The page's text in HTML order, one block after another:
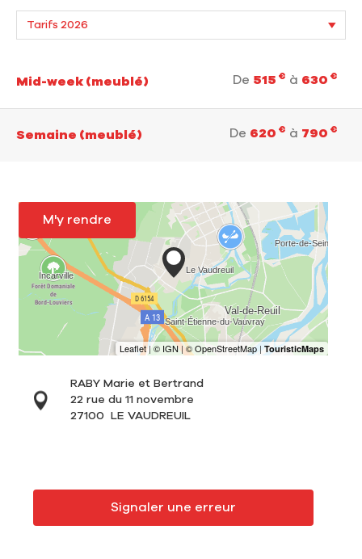
Mid-week (meublé) De 515 € à 630 €
Semaine (meublé) De 620 € à 790 €
M'y rendre
RABY Marie et Bertrand
22 rue du 11 novembre
27100
LE VAUDREUIL
Signaler une erreur